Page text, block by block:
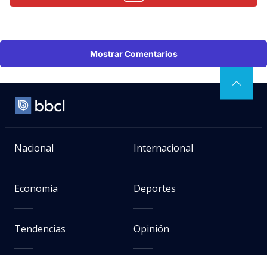
Mostrar Comentarios
Nacional Internacional
Economía Deportes
Tendencias Opinión